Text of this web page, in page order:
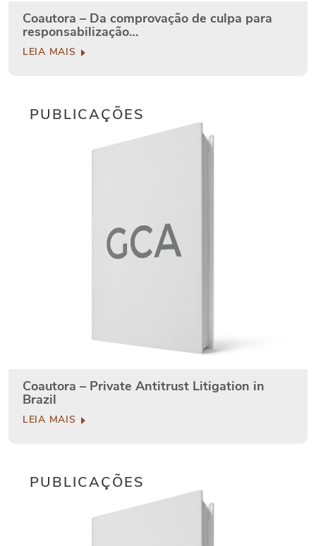
Coautora – Da comprovação de culpa para
responsabilização…
LEIA MAIS
PUBLICAÇÕES
Coautora – Private Antitrust Litigation in
Brazil
LEIA MAIS
PUBLICAÇÕES